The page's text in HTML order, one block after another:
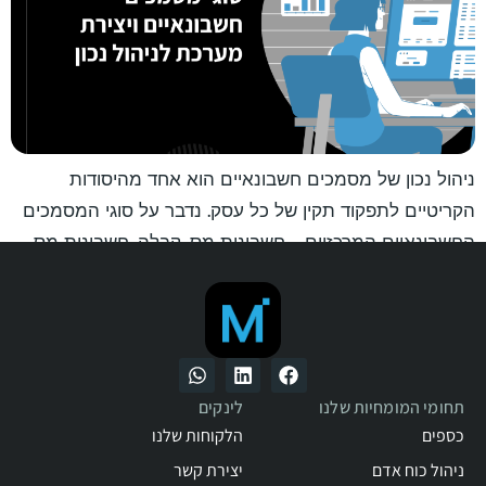
ניהול נכון של מסמכים חשבונאיים הוא אחד מהיסודות
הקריטיים לתפקוד תקין של כל עסק. נדבר על סוגי המסמכים
החשבונאיים המרכזיים – חשבונית מס, קבלה, חשבונית מס
משלוח והזמנת עבודה – כולל מטרתם, כללי הפקה נכונים,
תחומי המומחיות שלנו
כספים
ניהול כוח אדם
לינקים
הלקוחות שלנו
יצירת קשר